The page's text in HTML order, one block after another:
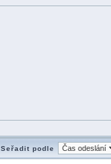
Seřadit podle